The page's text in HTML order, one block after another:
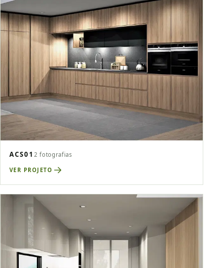
ACS01 2 fotografias
VER PROJETO